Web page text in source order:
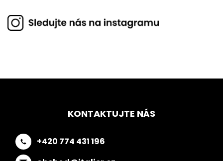
KONTAKTUJTE NÁS
+420 774 431 196